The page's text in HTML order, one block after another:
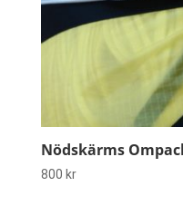
Nödskärms
800 kr